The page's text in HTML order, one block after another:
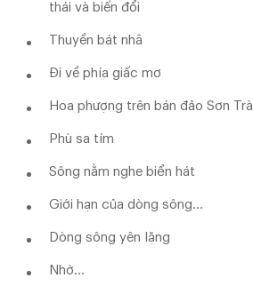
thái và biến đổi
Thuyền bát nhã
Đi về phía giấc mơ
Hoa phượng trên bán đảo Sơn Trà
Phù sa tím
Sông nằm nghe biển hát
Giới hạn của dòng sông…
Dòng sông yên lặng
Nhờ...